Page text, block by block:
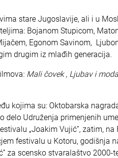
stare Jugoslavije, ali i u
Bojanom Stupicom,
Egonom Savinom,
drugim iz mlađih generacija.
Mali čovek , Ljubav i
kojima su: Oktobarska
delo Udruženja primenjenih
„Joakim Vujić”, zatim,
festivalu u Kotoru, godišnja
za scensko stvaralaštvo